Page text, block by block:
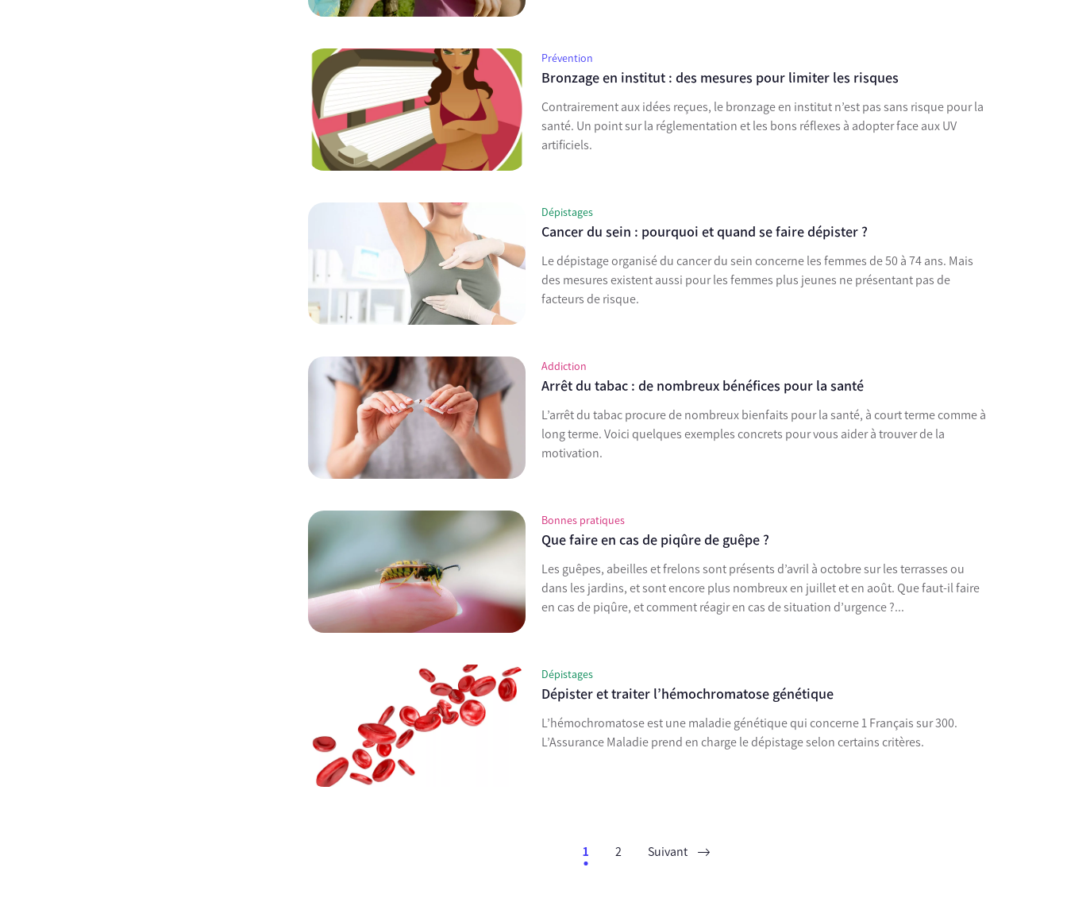
Prévention
Bronzage en institut : des mesures pour limiter les risques
Contrairement aux idées reçues, le bronzage en institut n’est pas sans risque pour la
santé. Un point sur la réglementation et les bons réflexes à adopter face aux UV
artificiels.
Dépistages
Cancer du sein : pourquoi et quand se faire dépister ?
Le dépistage organisé du cancer du sein concerne les femmes de 50 à 74 ans. Mais
des mesures existent aussi pour les femmes plus jeunes ne présentant pas de
facteurs de risque.
Addiction
Arrêt du tabac : de nombreux bénéfices pour la santé
L’arrêt du tabac procure de nombreux bienfaits pour la santé, à court terme comme à
long terme. Voici quelques exemples concrets pour vous aider à trouver de la
motivation.
Bonnes pratiques
Que faire en cas de piqûre de guêpe ?
Les guêpes, abeilles et frelons sont présents d’avril à octobre sur les terrasses ou
dans les jardins, et sont encore plus nombreux en juillet et en août. Que faut-il faire
en cas de piqûre, et comment réagir en cas de situation d’urgence ?...
Dépistages
Dépister et traiter l’hémochromatose génétique
L’hémochromatose est une maladie génétique qui concerne 1 Français sur 300.
L’Assurance Maladie prend en charge le dépistage selon certains critères.
1 2 Suivant